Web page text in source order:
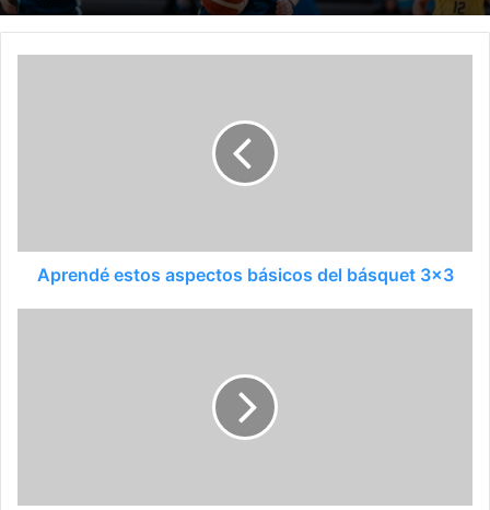
Aprendé estos aspectos básicos del básquet 3x3